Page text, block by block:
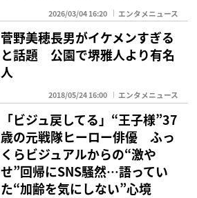
2026/03/04 16:20 エンタメニュース
菅野美穂長男がイケメンすぎる
と話題 公園で堺雅人より有名
人
2018/05/24 16:00 エンタメニュース
「ビジュ戻してる」“王子様”37
歳の元戦隊ヒーロー俳優 ふっ
くらビジュアルからの“激や
せ”回帰にSNS騒然…語ってい
た“加齢を気にしない”心境